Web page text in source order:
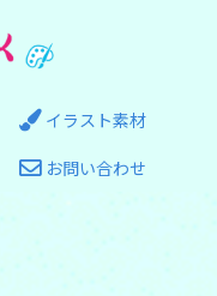
イラスト素材
お問い合わせ